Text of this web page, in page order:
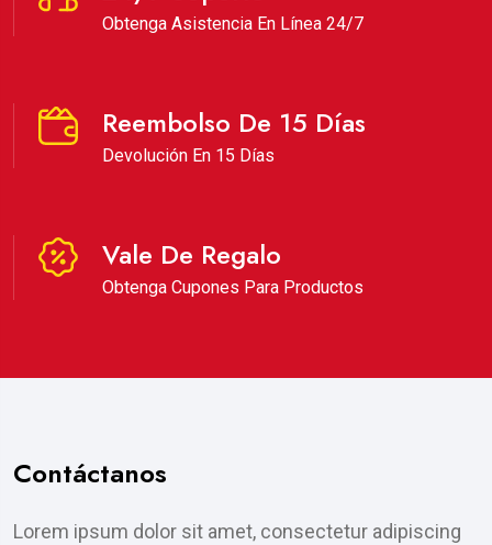
Obtenga Asistencia En Línea 24/7
Reembolso De 15 Días
Devolución En 15 Días
Vale De Regalo
Obtenga Cupones Para Productos
Contáctanos
Lorem ipsum dolor sit amet, consectetur adipiscing